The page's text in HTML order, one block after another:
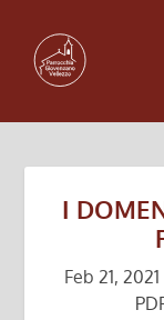
I
Feb 21, 2021